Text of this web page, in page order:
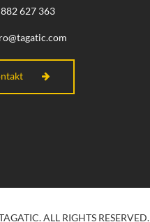
627 363
ALL RIGHTS RESERVED.